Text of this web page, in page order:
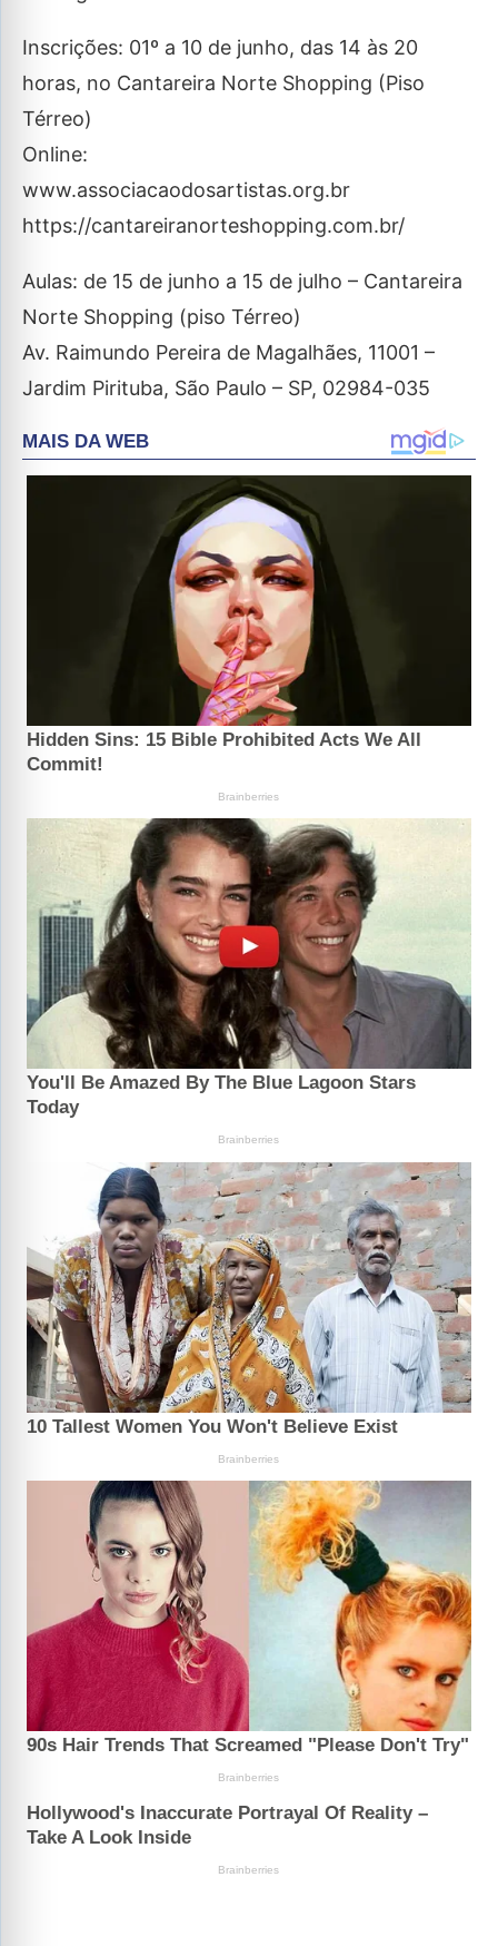
Inscrições: 01º a 10 de junho, das 14 às 20
horas, no Cantareira Norte Shopping (Piso
Térreo)
Online:
www.associacaodosartistas.org.br
https://cantareiranorteshopping.com.br/
Aulas: de 15 de junho a 15 de julho – Cantareira
Norte Shopping (piso Térreo)
Av. Raimundo Pereira de Magalhães, 11001 –
Jardim Pirituba, São Paulo – SP, 02984-035